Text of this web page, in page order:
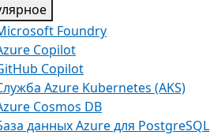
Foundry
Copilot
Copilot
Azure Kubernetes (AKS)
Cosmos DB
данных Azure для PostgreSQL